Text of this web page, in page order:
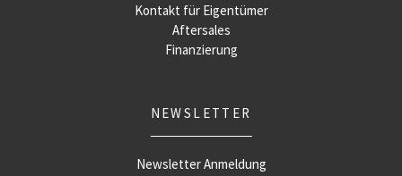
Kontakt für Eigentümer
Aftersales
Finanzierung
NEWSLETTER
Newsletter Anmeldung